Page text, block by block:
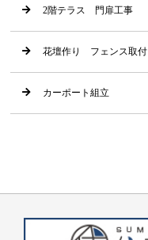
2階テラス 門扉工事
花壇作り フェンス取付
カーポート組立